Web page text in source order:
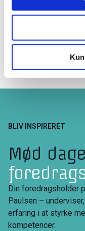
ActiveCampaign
BLIV INSPIRERET
Mød
Din foredragsholder
Paulsen –
erfaring i at styrke
kompetencer.